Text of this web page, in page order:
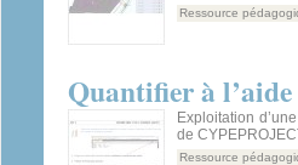
Ressource
Quantifier à
Exploitation
de
Ressource